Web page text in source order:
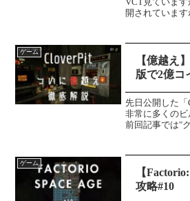
開されていま
ント (新キャラ
公開されてい...
ゲーム
【億越え
版で2億コ
先日公開した「
非常に多くのビ
前回記事では"
億越えを達成
ビルドや...
ゲーム
【
攻略#10